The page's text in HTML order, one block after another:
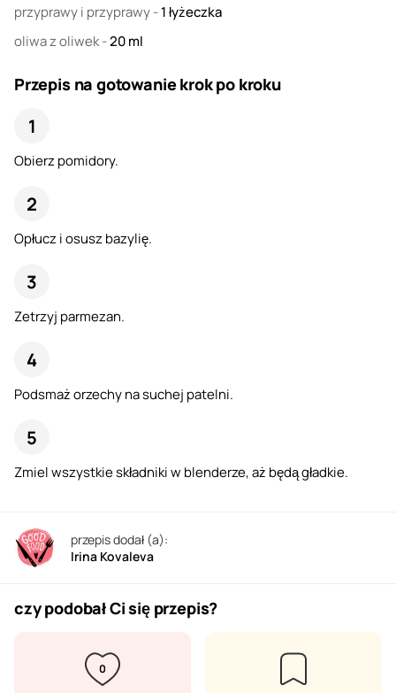
przyprawy i przyprawy-1łyżeczka
oliwa z oliwek-20ml
Przepis na gotowanie krok po kroku
Obierz pomidory.
Opłucz i osusz bazylię.
Zetrzyj parmezan.
Podsmaż orzechy na suchej patelni.
Zmiel wszystkie składniki w blenderze, aż będą gładkie.
przepis dodał (a):
Irina Kovaleva
czy podobał Ci się przepis?
0